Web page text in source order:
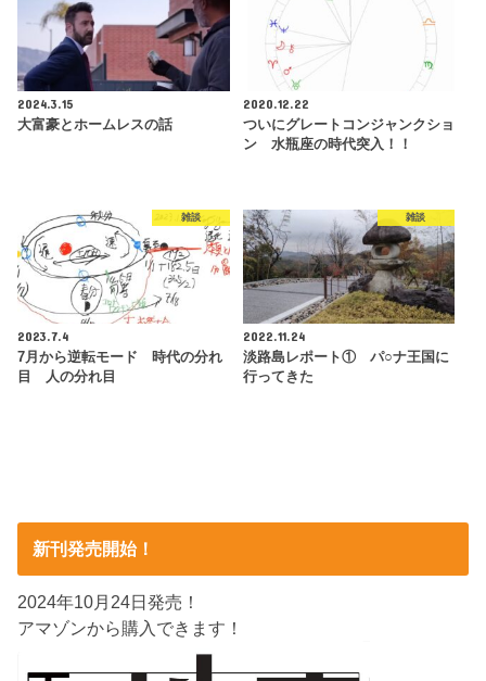
2024.3.15
大富豪とホームレスの話
2020.12.22
ついにグレートコンジャンクショ
ン 水瓶座の時代突入！！
雑談
2023.7.4
7月から逆転モード 時代の分れ
目 人の分れ目
雑談
2022.11.24
淡路島レポート① パ○ナ王国に
行ってきた
新刊発売開始！
2024年10月24日発売！
アマゾンから購入できます！